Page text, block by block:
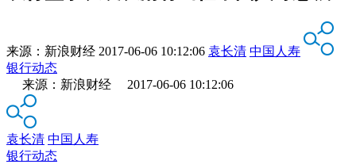
来源： 新浪财经 2017-06-06 10:12:06 袁长清 中国人寿
银行动态
来源：新浪财经 2017-06-06 10:12:06
袁长清 中国人寿
银行动态